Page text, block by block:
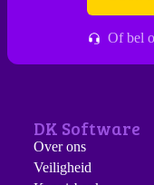
Of bel
DK Software
Over ons
Veiligheid